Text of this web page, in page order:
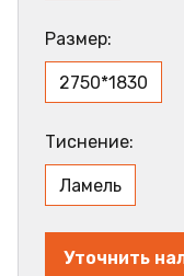
Размер:
2750*1830
Тиснение:
Ламель
Уточнить